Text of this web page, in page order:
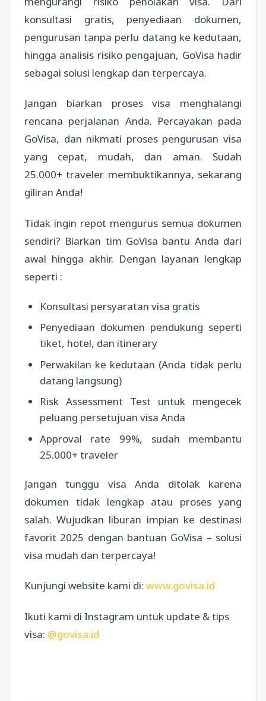
konsultasi gratis, penyediaan dokumen,
pengurusan tanpa perlu datang ke kedutaan,
hingga analisis risiko pengajuan, GoVisa hadir
sebagai solusi lengkap dan terpercaya.
Jangan biarkan proses visa menghalangi
rencana perjalanan Anda. Percayakan pada
GoVisa, dan nikmati proses pengurusan visa
yang cepat, mudah, dan aman. Sudah
25.000+ traveler membuktikannya, sekarang
giliran Anda!
Tidak ingin repot mengurus semua dokumen
sendiri? Biarkan tim GoVisa bantu Anda dari
awal hingga akhir. Dengan layanan lengkap
seperti :
Konsultasi persyaratan visa gratis
Penyediaan dokumen pendukung seperti
tiket, hotel, dan itinerary
Perwakilan ke kedutaan (Anda tidak perlu
datang langsung)
Risk Assessment Test untuk mengecek
peluang persetujuan visa Anda
Approval rate 99%, sudah membantu
25.000+ traveler
Jangan tunggu visa Anda ditolak karena
dokumen tidak lengkap atau proses yang
salah. Wujudkan liburan impian ke destinasi
favorit 2025 dengan bantuan GoVisa – solusi
visa mudah dan terpercaya!
Kunjungi website kami di: www.govisa.id
Ikuti kami di Instagram untuk update & tips
visa: @govisa.id